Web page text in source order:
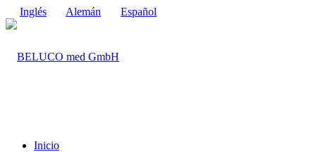
Inglés Alemán Español
Inicio